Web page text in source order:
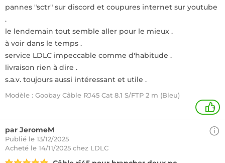
pannes "sctr" sur discord et coupures internet sur youtube
.
le lendemain tout semble aller pour le mieux .
à voir dans le temps .
service LDLC impeccable comme d'habitude .
livraison rien à dire .
s.a.v. toujours aussi intéressant et utile .
Modèle : Goobay Câble RJ45 Cat 8.1 S/FTP 2 m (Bleu)
+
par JeromeM
Publié le 13/12/2025
Acheté le 14/11/2025 chez LDLC